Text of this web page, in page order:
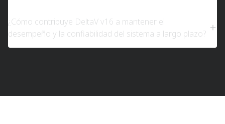
¿Cómo contribuye DeltaV v16 a mantener el
desempeño y la confiabilidad del sistema a largo plazo?